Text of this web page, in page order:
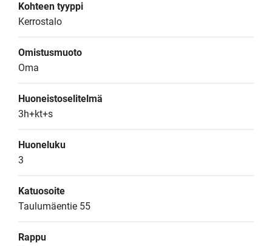
Kohteen tyyppi
Kerrostalo
Omistusmuoto
Oma
Huoneistoselitelmä
3h+kt+s
Huoneluku
3
Katuosoite
Taulumäentie 55
Rappu